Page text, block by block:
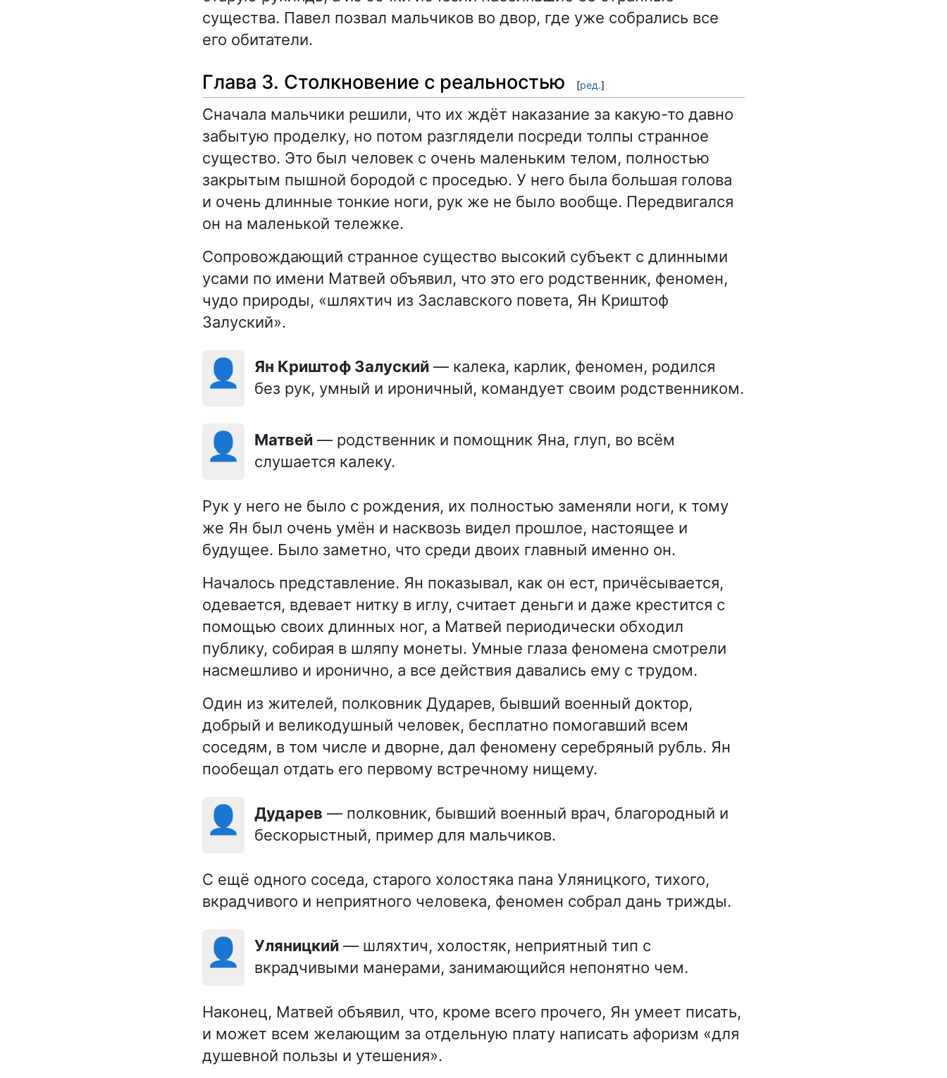
существа. Павел позвал мальчиков во двор, где уже собрались все
его обитатели.
Глава 3. Столкновение с реальностью [ред.]
Сначала мальчики решили, что их ждёт наказание за какую-то давно
забытую проделку, но потом разглядели посреди толпы странное
существо. Это был человек с очень маленьким телом, полностью
закрытым пышной бородой с проседью. У него была большая голова
и очень длинные тонкие ноги, рук же не было вообще. Передвигался
он на маленькой тележке.
Сопровождающий странное существо высокий субъект с длинными
усами по имени Матвей объявил, что это его родственник, феномен,
чудо природы, «шляхтич из Заславского повета, Ян Криштоф
Залуский».
👤 Ян Криштоф Залуский — калека, карлик, феномен, родился
без рук, умный и ироничный, командует своим родственником.
👤 Матвей — родственник и помощник Яна, глуп, во всём
слушается калеку.
Рук у него не было с рождения, их полностью заменяли ноги, к тому
же Ян был очень умён и насквозь видел прошлое, настоящее и
будущее. Было заметно, что среди двоих главный именно он.
Началось представление. Ян показывал, как он ест, причёсывается,
одевается, вдевает нитку в иглу, считает деньги и даже крестится с
помощью своих длинных ног, а Матвей периодически обходил
публику, собирая в шляпу монеты. Умные глаза феномена смотрели
насмешливо и иронично, а все действия давались ему с трудом.
Один из жителей, полковник Дударев, бывший военный доктор,
добрый и великодушный человек, бесплатно помогавший всем
соседям, в том числе и дворне, дал феномену серебряный рубль. Ян
пообещал отдать его первому встречному нищему.
👤 Дударев — полковник, бывший военный врач, благородный и
бескорыстный, пример для мальчиков.
С ещё одного соседа, старого холостяка пана Уляницкого, тихого,
вкрадчивого и неприятного человека, феномен собрал дань трижды.
👤 Уляницкий — шляхтич, холостяк, неприятный тип с
вкрадчивыми манерами, занимающийся непонятно чем.
Наконец, Матвей объявил, что, кроме всего прочего, Ян умеет писать,
и может всем желающим за отдельную плату написать афоризм «для
душевной пользы и утешения».